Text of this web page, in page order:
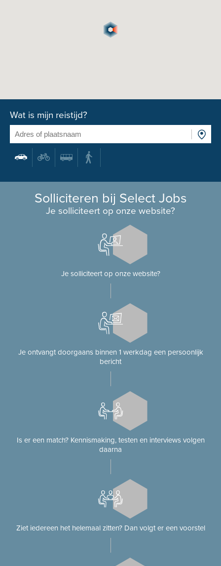
Wat is mijn reistijd?
Solliciteren bij Select Jobs
Je solliciteert op onze website?
Je solliciteert op onze website?
Je ontvangt doorgaans binnen 1 werkdag een persoonlijk
bericht
Is er een match? Kennismaking, testen en interviews volgen
daarna
Ziet iedereen het helemaal zitten? Dan volgt er een voorstel